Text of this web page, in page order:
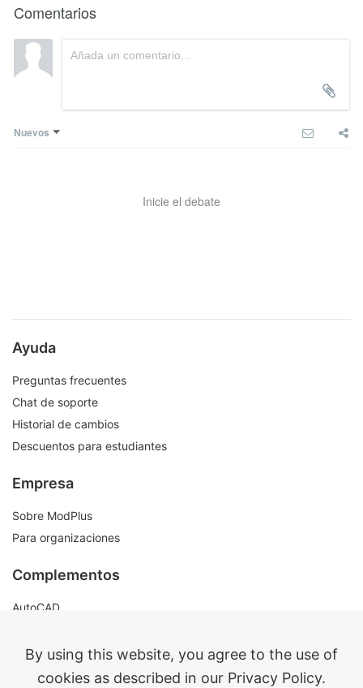
Comentarios
Nuevos
Inicie el debate
Ayuda
Preguntas frecuentes
Chat de soporte
Historial de cambios
Descuentos para estudiantes
Empresa
Sobre ModPlus
Para organizaciones
Complementos
AutoCAD
Renga
nanoCAD
By using this website, you agree to the use of
cookies as described in our Privacy Policy.